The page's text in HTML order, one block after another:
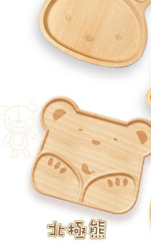
「AFTEE先享後付」，若未經同意
４．使用「AFTEE先享後付」時，
時審查核予不同之上限額度；若仍
請求用戶進行身份認證。
５．嚴禁一人註冊多個帳號或使用
恩沛科技股份有限公司將有權停止